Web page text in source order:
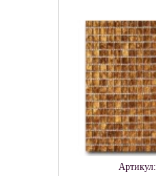
Артикул: